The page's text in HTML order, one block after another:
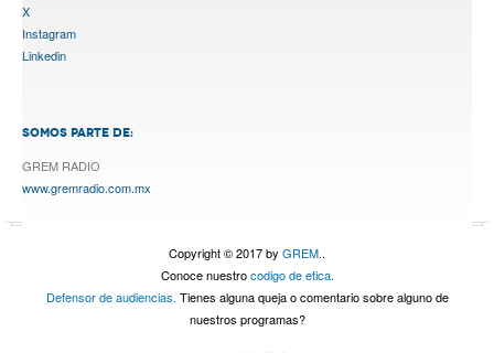
X
Instagram
Linkedin
SOMOS PARTE DE:
GREM RADIO
www.gremradio.com.mx
Copyright © 2017 by GREM..
Conoce nuestrocodigo de etica.
Defensor de audiencias. Tienes alguna queja o comentario sobre alguno de
nuestros programas?